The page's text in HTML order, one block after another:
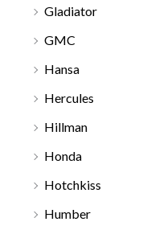
Gladiator
GMC
Hansa
Hercules
Hillman
Honda
Hotchkiss
Humber